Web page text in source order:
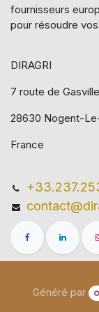
fournisseurs
pour résoudre
DIRAGRI
7 route de
28630 Nogent-
France
Généré par